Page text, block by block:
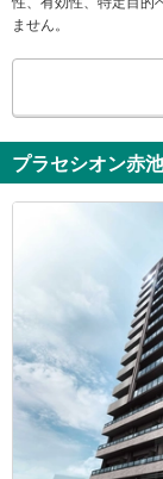
ません。
プラセシオン赤